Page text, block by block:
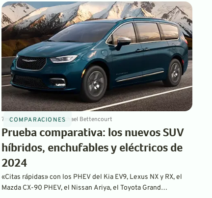
COMPARACIONES
7 minDec 20, 2023ByMichael Bettencourt
Prueba comparativa: los nuevos SUV
híbridos, enchufables y eléctricos de
2024
«Citas rápidas» con los PHEV del Kia EV9, Lexus NX y RX, el
Mazda CX-90 PHEV, el Nissan Ariya, el Toyota Grand